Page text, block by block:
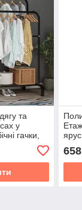
та
у
гачки,
658